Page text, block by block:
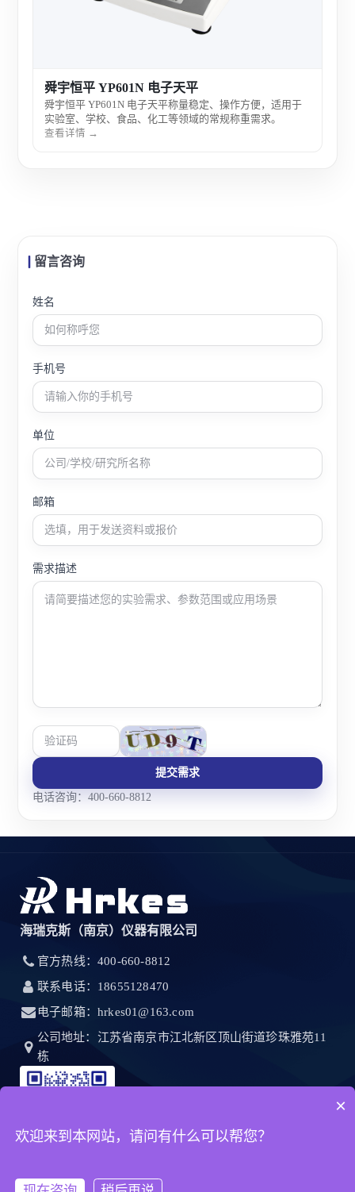
舜宇恒平 YP601N 电子天平
舜宇恒平 YP601N 电子天平称量稳定、操作方便，适用于
实验室、学校、食品、化工等领域的常规称重需求。
查看详情 →
留言咨询
姓名
手机号
单位
邮箱
需求描述
提交需求
电话咨询：400-660-8812
海瑞克斯（南京）仪器有限公司
官方热线：400-660-8812
联系电话：18655128470
电子邮箱：hrkes01@163.com
公司地址：江苏省南京市江北新区顶山街道珍珠雅苑11
栋
×
欢迎来到本网站，请问有什么可以帮您？